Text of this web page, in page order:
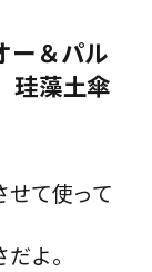
ー＆パル
珪藻土傘
て使って
よ。